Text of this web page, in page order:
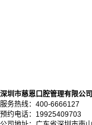
深圳市慈恩口腔管理有限公司
服务热线：400-6666127
预约电话：19925409703